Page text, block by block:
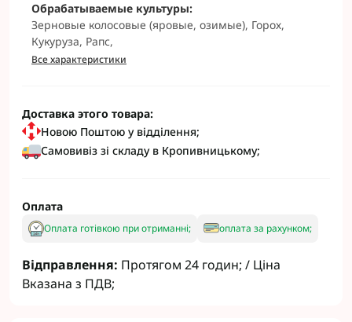
Обрабатываемые культуры:
Зерновые колосовые (яровые, озимые), Горох,
Кукуруза, Рапс,
Все характеристики
Доставка этого товара:
Новою Поштою у відділення;
Самовивіз зі складу в Кропивницькому;
Оплата
Оплата готівкою при отриманні; оплата за рахунком;
Відправлення: Протягом 24 годин; / Ціна
Вказана з ПДВ;